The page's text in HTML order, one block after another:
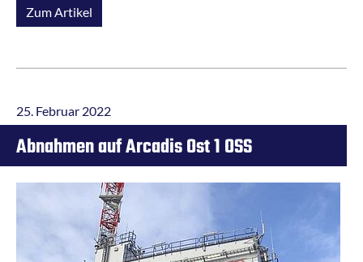
Smulders in Antwerpen / Belgien gebaut.
Zum Artikel
25. Februar 2022
Abnahmen auf Arcadis Ost 1 OSS